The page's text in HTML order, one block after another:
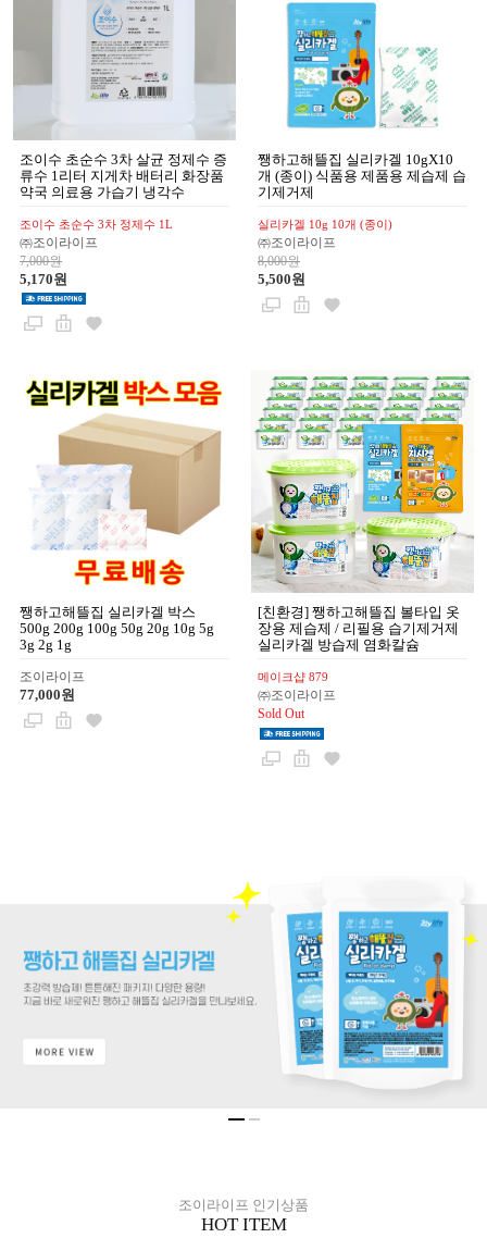
조이수 초순수 3차 살균 정제수 증
류수 1리터 지게차 배터리 화장품
약국 의료용 가습기 냉각수
조이수 초순수 3차 정제수 1L
㈜조이라이프
7,000원
5,170원
쨍하고해뜰집 실리카겔 10gX10
개 (종이) 식품용 제품용 제습제 습
기제거제
실리카겔 10g 10개 (종이)
㈜조이라이프
8,000원
5,500원
쨍하고해뜰집 실리카겔 박스
500g 200g 100g 50g 20g 10g 5g
3g 2g 1g
조이라이프
77,000원
[친환경] 쨍하고해뜰집 볼타입 옷
장용 제습제 / 리필용 습기제거제
실리카겔 방습제 염화칼슘
메이크샵 879
㈜조이라이프
Sold Out
조이라이프 인기상품
HOT ITEM